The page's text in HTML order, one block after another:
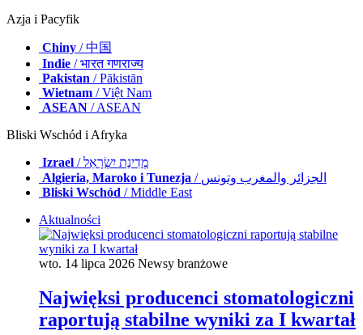
Azja i Pacyfik
Chiny / 中国
Indie / भारत गणराज्य
Pakistan / Pākistān
Wietnam / Việt Nam
ASEAN / ASEAN
Bliski Wschód i Afryka
Izrael
/ מְדִינַת יִשְׂרָאֵל
Algieria, Maroko i Tunezja
/ الجزائر والمغرب وتونس
Bliski Wschód / Middle East
Aktualności
wto. 14 lipca 2026 Newsy branżowe
Najwięksi producenci stomatologiczni
raportują stabilne wyniki za I kwartał